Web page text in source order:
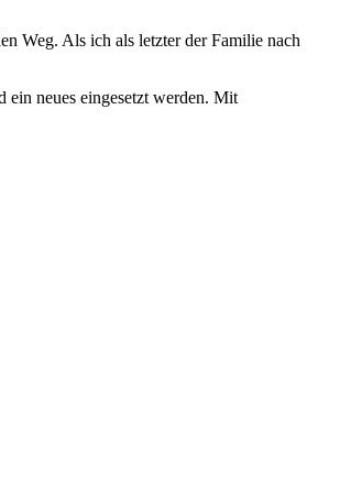
Weg. Als ich als letzter der Familie nach
ein neues eingesetzt werden. Mit